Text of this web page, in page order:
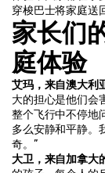
穿梭巴士将家庭送
家长们
庭体验
艾玛，来自澳大利
大的担心是他们会
整个飞行中不停地
多么安静和平静。
奇。”
大卫，来自加拿大